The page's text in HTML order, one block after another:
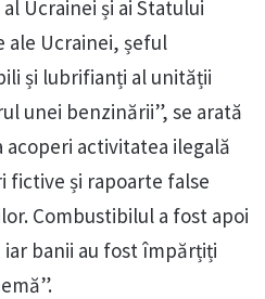
Ucrainei și ai Statului
ale Ucrainei, șeful
și lubrifianți al unității
unei benzinării”, se arată
activitatea ilegală
și rapoarte false
Combustibilul a fost apoi
banii au fost împărțiți